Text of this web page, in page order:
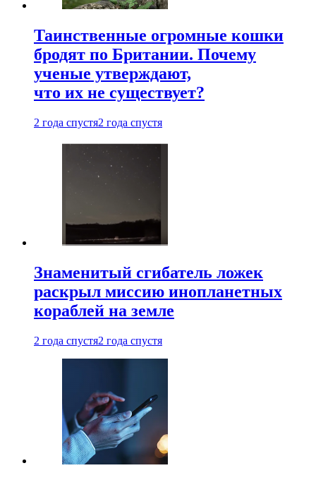
Таинственные огромные кошки
бродят по Британии. Почему
ученые утверждают,
что их не существует?
2 года спустя2 года спустя
Знаменитый сгибатель ложек
раскрыл миссию инопланетных
кораблей на земле
2 года спустя2 года спустя